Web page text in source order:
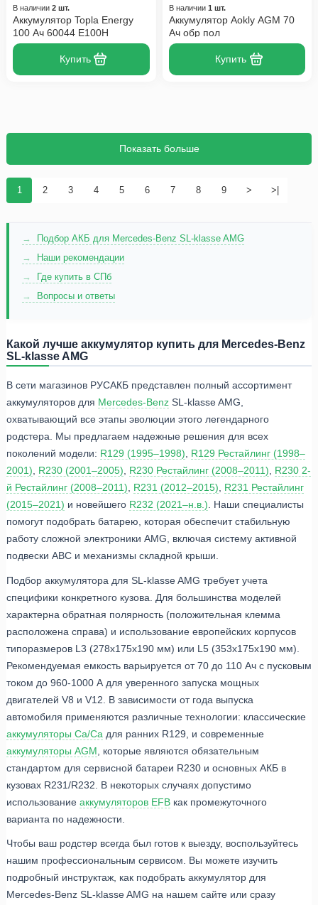
В наличии 2 шт.
Аккумулятор Topla Energy
100 Ач 60044 E100H
Купить
В наличии 1 шт.
Аккумулятор Aokly AGM 70
Ач обр пол
Купить
1 2 3 4 5 6 7 8 9 > >|
Показать больше
Подбор АКБ для Mercedes-Benz SL-klasse AMG
Наши рекомендации
Где купить в СПб
Вопросы и ответы
Какой лучше аккумулятор купить для Mercedes-Benz
SL-klasse AMG
В сети магазинов РУСАКБ представлен полный ассортимент
аккумуляторов для Mercedes-Benz SL-klasse AMG,
охватывающий все этапы эволюции этого легендарного
родстера. Мы предлагаем надежные решения для всех
поколений модели: R129 (1995–1998)
R129 Рестайлинг (1998–
2001)
R230 (2001–2005) R230 Рестайлинг (2008–2011)
R230 2-
й Рестайлинг (2008–2011)
R231 (2012–2015)
R231 Рестайлинг
(2015–2021) и новейшего R232 (2021–н.в.) . Наши специалисты
помогут подобрать батарею, которая обеспечит стабильную
работу сложной электроники AMG, включая систему активной
подвески ABC и механизмы складной крыши.
Подбор аккумулятора для SL-klasse AMG требует учета
специфики конкретного кузова. Для большинства моделей
характерна обратная полярность (положительная клемма
расположена справа) и использование европейских корпусов
типоразмеров L3 (278x175x190 мм) или L5 (353x175x190 мм).
Рекомендуемая емкость варьируется от 70 до 110 Ач с пусковым
током до 960-1000 А для уверенного запуска мощных
двигателей V8 и V12. В зависимости от года выпуска
автомобиля применяются различные технологии: классические
аккумуляторы Ca/Ca для ранних R129, и современные
аккумуляторы AGM , которые являются обязательным
стандартом для сервисной батареи R230 и основных АКБ в
кузовах R231/R232. В некоторых случаях допустимо
использование аккумуляторов EFB как промежуточного
варианта по надежности.
Чтобы ваш родстер всегда был готов к выезду, воспользуйтесь
нашим профессиональным сервисом. Вы можете изучить
подробный инструктаж, как подобрать аккумулятор для
Mercedes-Benz SL-klasse AMG на нашем сайте или сразу